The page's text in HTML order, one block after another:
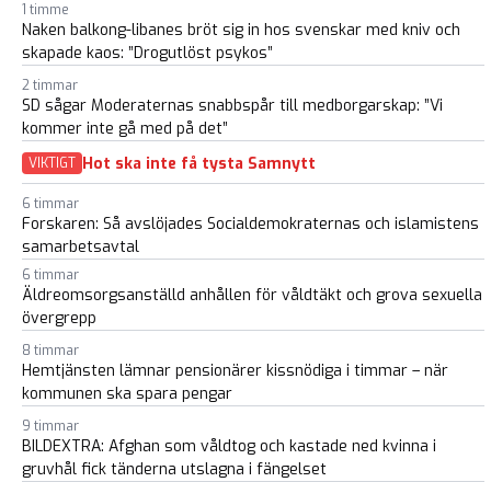
1 timme
Naken balkong-libanes bröt sig in hos svenskar med kniv och
skapade kaos: ”Drogutlöst psykos”
2 timmar
SD sågar Moderaternas snabbspår till medborgarskap: ”Vi
kommer inte gå med på det”
VIKTIGT Hot ska inte få tysta Samnytt
6 timmar
Forskaren: Så avslöjades Socialdemokraternas och islamistens
samarbetsavtal
6 timmar
Äldreomsorgsanställd anhållen för våldtäkt och grova sexuella
övergrepp
8 timmar
Hemtjänsten lämnar pensionärer kissnödiga i timmar – när
kommunen ska spara pengar
9 timmar
BILDEXTRA: Afghan som våldtog och kastade ned kvinna i
gruvhål fick tänderna utslagna i fängelset